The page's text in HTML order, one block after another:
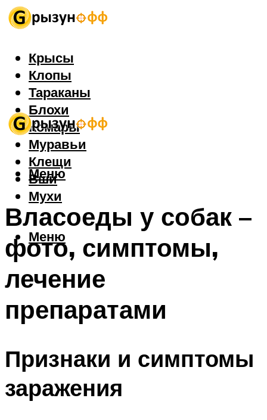
Крысы
Клопы
Тараканы
Блохи
Комары
Муравьи
Клещи
Вши
Мухи
Меню
Меню
Власоеды у собак –
фото, симптомы,
лечение
препаратами
Признаки и симптомы
заражения